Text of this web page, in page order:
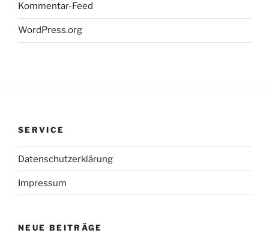
Kommentar-Feed
WordPress.org
SERVICE
Datenschutzerklärung
Impressum
NEUE BEITRÄGE